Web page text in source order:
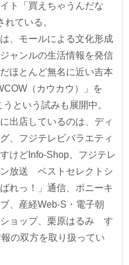
ト「買えちゃうんだな
ている。
、モールによる文化形成
ャンルの生活情報を発信
ほとんど無名に近い吉本
（カウカウ）」を
という試みも展開中。
出店しているのは、ディ
、フジテレビバラエティ
けどInfo-Shop、フジテレ
ン放送 ベストセレクトシ
れっ！」通信、ポニーキ
、産経Web-S・電子朝
ョップ、栗原はるみ す
の双方を取り扱ってい